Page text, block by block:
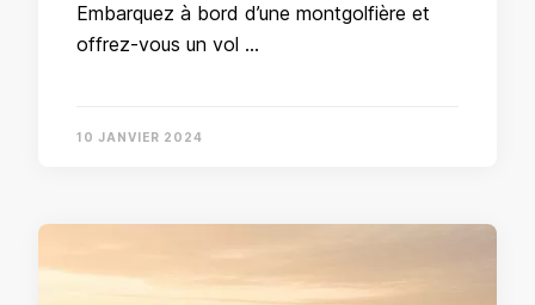
Embarquez à bord d’une montgolfière et
offrez-vous un vol …
10 JANVIER 2024